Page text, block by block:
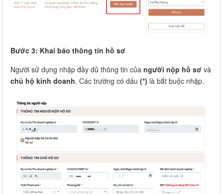
Bước 3: Khai báo thông tin hồ sơ
Người sử dụng nhập đầy đủ thông tin của người nộp hồ sơ và
chủ hộ kinh doanh. Các trường có dấu (*) là bắt buộc nhập.